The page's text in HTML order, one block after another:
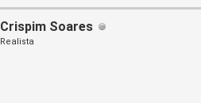
Crispim Soares
Realista